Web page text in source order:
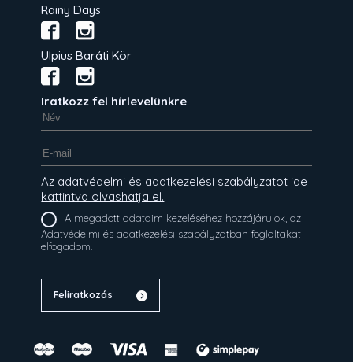
Rainy Days
Ulpius Baráti Kör
Iratkozz fel hírlevelünkre
Az adatvédelmi és adatkezelési szabályzatot ide
kattintva olvashatja el.
A megadott adataim kezeléséhez hozzájárulok, az
Adatvédelmi és adatkezelési szabályzatban foglaltakat
elfogadom.
Feliratkozás